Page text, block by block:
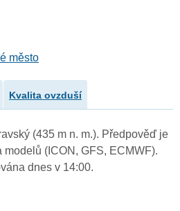
město
Kvalita ovzduší
(435 m n. m.). Předpověď je
(ICON, GFS, ECMWF).
dnes v 14:00.